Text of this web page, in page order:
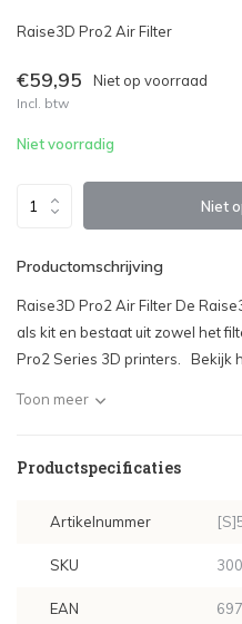
Raise3D Pro2 Air Filter
€59,95 Niet op voorraad
Incl. btw
Niet voorradig
Niet
Productomschrijving
Raise3D Pro2 Air Filter De
als kit en bestaat uit zowel het
Pro2 Series 3D printers. Bekijk
Toon meer
Productspecificaties
Artikelnummer
SKU
EAN